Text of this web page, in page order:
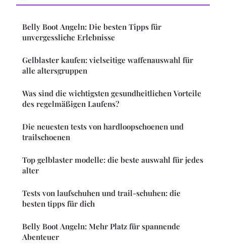
Belly Boot Angeln: Die besten Tipps für
unvergessliche Erlebnisse
Gelblaster kaufen: vielseitige waffenauswahl für
alle altersgruppen
Was sind die wichtigsten gesundheitlichen Vorteile
des regelmäßigen Laufens?
Die neuesten tests von hardloopschoenen und
trailschoenen
Top gelblaster modelle: die beste auswahl für jedes
alter
Tests von laufschuhen und trail-schuhen: die
besten tipps für dich
Belly Boot Angeln: Mehr Platz für spannende
Abenteuer